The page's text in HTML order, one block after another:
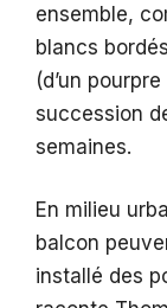
ensemble,
blancs
(d’un
succession
semaines.
En milieu
balcon
installé des